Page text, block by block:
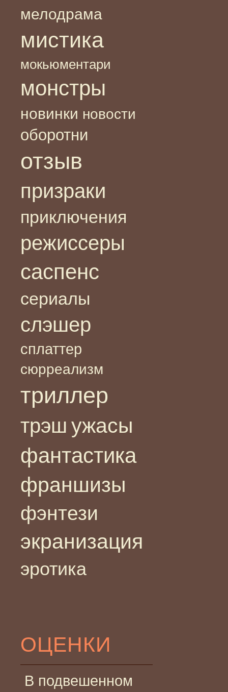
мелодрама
мистика
мокьюментари
монстры
новинки новости
оборотни
отзыв
призраки
приключения
режиссеры
саспенс
сериалы
слэшер
сплаттер
сюрреализм
триллер
трэш ужасы
фантастика
франшизы
фэнтези
экранизация
эротика
ОЦЕНКИ
В подвешенном